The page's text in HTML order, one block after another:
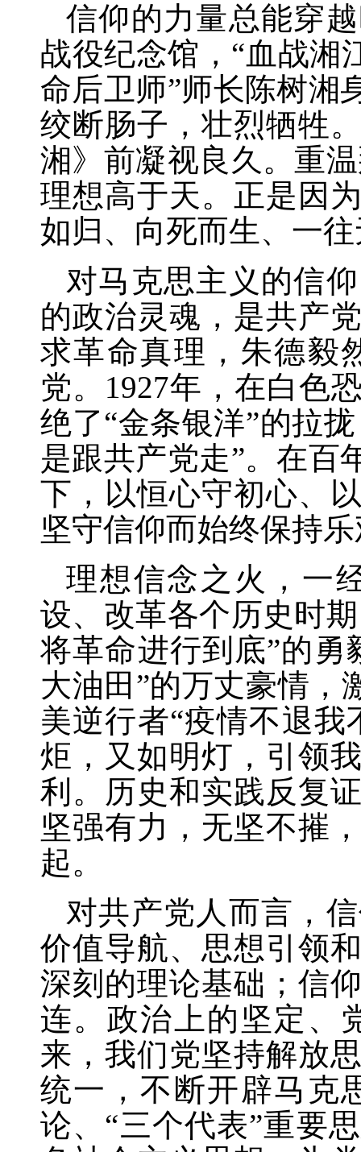
信仰的力量总能穿
战役纪念馆， “血战湘
命后卫师”师长陈树湘
绞断肠子，壮烈牺牲
湘》前凝视良久。重
理想高于天。正是因
如归、向死而生、一
对马克思主义的信
的政治灵魂，是共产
求革命真理，朱德毅
党。 1927年，在白色
绝了“金条银洋”的拉
是跟共产党走”。在百
下，以恒心守初心、
坚守信仰而始终保持
理想信念之火，一
设、改革各个历史时
将革命进行到底”的勇
大油田”的万丈豪情，
美逆行者“疫情不退
炬，又如明灯，引领
利。历史和实践反复
坚强有力，无坚不摧
起。
对共产党人而言，
价值导航、思想引领
深刻的理论基础；信
连。政治上的坚定、
来，我们党坚持解放
统一，不断开辟马克
论、 “三个代表”重要